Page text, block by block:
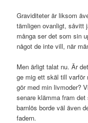
Graviditeter är liksom
tämligen ovanligt, såvitt
många ser det som sin
något de inte vill, när
Men ärligt talat nu. Är
ge mig ett skäl till varför
gör med min livmoder?
senare klämma fram
barnlös borde väl även
fadern.